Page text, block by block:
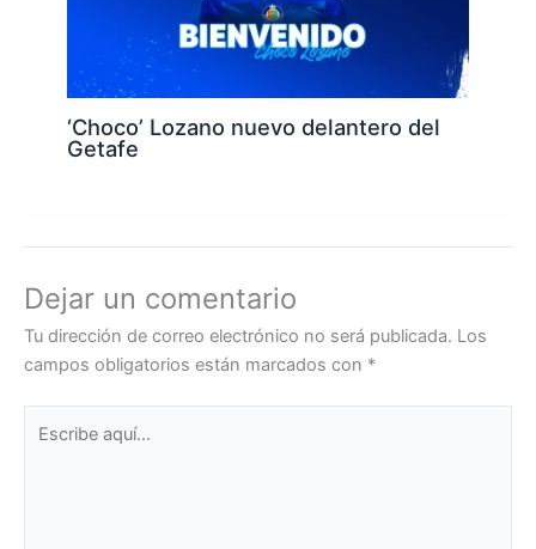
‘Choco’ Lozano nuevo delantero del
Getafe
Dejar un comentario
Tu dirección de correo electrónico no será publicada. Los
campos obligatorios están marcados con *
aquí...